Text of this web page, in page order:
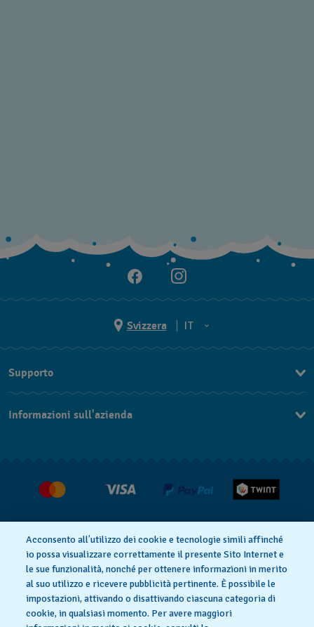
Svizzera
IT
EN
Supporto
Condizioni di vendita
Diritto di recesso
Informazioni sull'azienda
Informativa sulla privacy Cookies
Acconsento all’utilizzo dei cookie e tecnologie simili affinché
io possa visualizzare correttamente il presente Sito Internet e
le sue funzionalità, nonché per ottenere informazioni in merito
al suo utilizzo e ricevere pubblicità pertinente. È possibile le
impostazioni, attivando o disattivando ciascuna categoria di
cookie, in qualsiasi momento. Per avere maggiori